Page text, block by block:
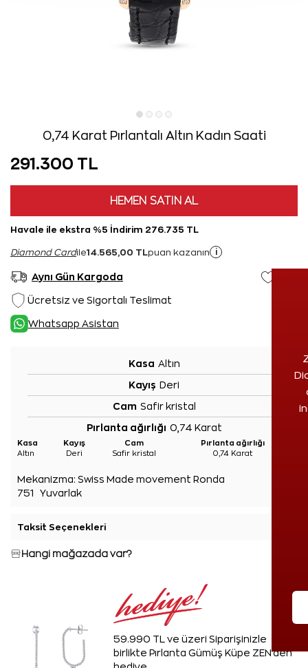
0,74 Karat Pırlantalı Altın Kadın Saati
291.300 TL
HEMEN SATIN AL
Havale ile ekstra %5 İndirim 276.735 TL
Diamond Cardile14.565,00 TL puan kazanın i
Aynı Gün Kargoda
Ücretsiz ve Sigortalı Teslimat
Whatsapp Asistan
Kasa Altın
Kayış Deri
Cam Safir kristal
Pırlanta ağırlığı 0,74 Karat
Kasa Kayış Cam Pırlanta ağırlığı
Altın Deri Safir kristal 0,74 Karat
Mekanizma: Swiss Made movement Ronda
751 Yuvarlak
Taksit Seçenekleri
Hangi mağazada var?
59.990 TL ve üzeri Siparişinizle
birlikte Pırlanta Gümüş Küpe ZEN'den